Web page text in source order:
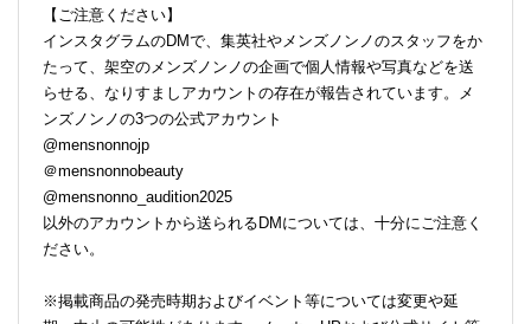
【ご注意ください】
インスタグラムのDMで、集英社やメンズノンノのスタッフをか
たって、架空のメンズノンノの企画で個人情報や写真などを送
らせる、なりすましアカウントの存在が報告されています。メ
ンズノンノの3つの公式アカウント
@mensnonnojp
＠mensnonnobeauty
@mensnonno_audition2025
以外のアカウントから送られるDMについては、十分にご注意く
ださい。
※掲載商品の発売時期およびイベント等については変更や延